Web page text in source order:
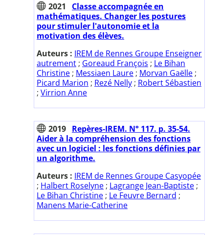
2021
Classe accompagnée en
mathématiques. Changer les postures
pour stimuler l'autonomie et la
motivation des élèves.
Auteurs : IREM de Rennes Groupe Enseigner
autrement ; Goreaud François ; Le Bihan
Christine ; Messiaen Laure ; Morvan Gaëlle ;
Picard Marion ; Rezé Nelly ; Robert Sébastien
; Virrion Anne
2019 Repères-IREM. N° 117. p. 35-54.
Aider à la compréhension des fonctions
avec un logiciel : les fonctions définies par
un algorithme.
Auteurs : IREM de Rennes Groupe Casyopée
; Halbert Roselyne ; Lagrange Jean-Baptiste ;
Le Bihan Christine ; Le Feuvre Bernard ;
Manens Marie-Catherine